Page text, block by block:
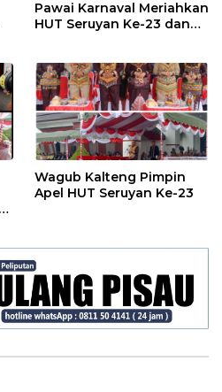
Pawai Karnaval Meriahkan
HUT Seruyan Ke-23 dan
Wagub Kalteng Pimpin
Apel HUT Seruyan Ke-23